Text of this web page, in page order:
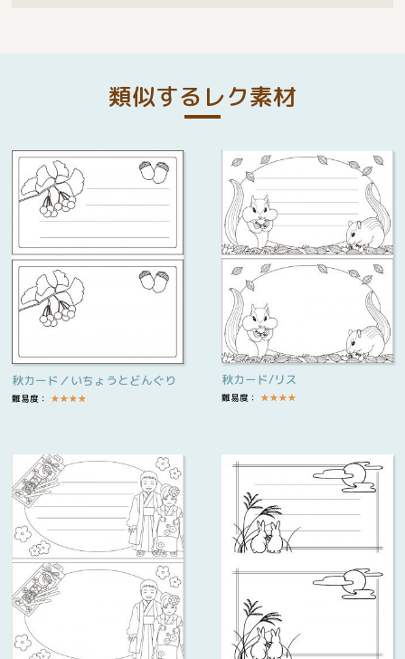
類似するレク素材
秋カード／いちょうとどんぐり
難易度： ★★★★
秋カード/リス
難易度： ★★★★